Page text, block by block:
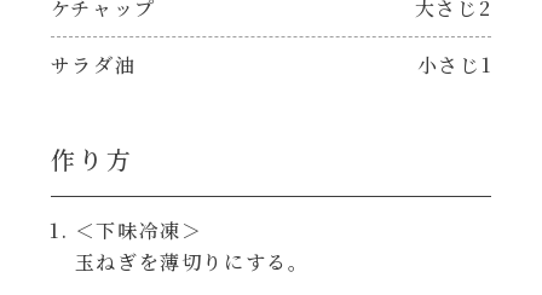
パウチのまんまシリーズ
シャンタン鍋
おもてなし
焼肉のたれ 二代目
やみつききゃべつの塩たれ
だしまろ酢
聖護院かぶらのもみじおろしぽん酢
ケチャップ 大さじ2
サラダ油 小さじ1
作り方
＜下味冷凍＞
玉ねぎを薄切りにする。